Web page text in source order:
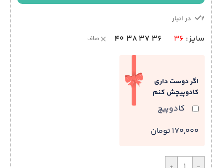
2 در انبار
سایز 36
36
37
38
40 صاف
اگر دوست داری
کادوپیچش کنم
کادوپیچ
170,000 تومان